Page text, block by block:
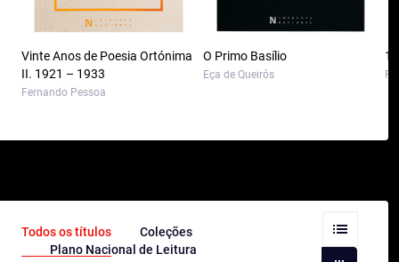
Vinte Anos de Poesia Ortónima
II. 1921 – 1933
Fernando Pessoa
O Primo Basílio
Eça de Queirós
Todos os títulos
Coleções
Plano Nacional de Leitura